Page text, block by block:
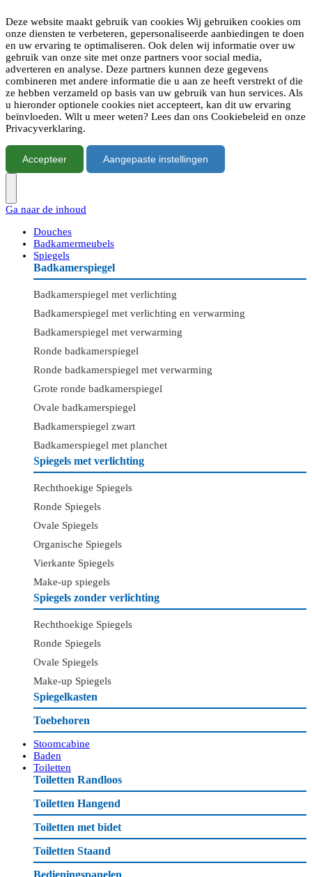
Deze website maakt gebruik van cookies Wij gebruiken cookies om
onze diensten te verbeteren, gepersonaliseerde aanbiedingen te doen
en uw ervaring te optimaliseren. Ook delen wij informatie over uw
gebruik van onze site met onze partners voor social media,
adverteren en analyse. Deze partners kunnen deze gegevens
combineren met andere informatie die u aan ze heeft verstrekt of die
ze hebben verzameld op basis van uw gebruik van hun services. Als
u hieronder optionele cookies niet accepteert, kan dit uw ervaring
beïnvloeden. Wilt u meer weten? Lees dan ons Cookiebeleid en onze
Privacyverklaring.
Accepteer Aangepaste instellingen
Ga naar de inhoud
Douches
Badkamermeubels
Spiegels
Badkamerspiegel
Badkamerspiegel met verlichting
Badkamerspiegel met verlichting en verwarming
Badkamerspiegel met verwarming
Ronde badkamerspiegel
Ronde badkamerspiegel met verwarming
Grote ronde badkamerspiegel
Ovale badkamerspiegel
Badkamerspiegel zwart
Badkamerspiegel met planchet
Spiegels met verlichting
Rechthoekige Spiegels
Ronde Spiegels
Ovale Spiegels
Organische Spiegels
Vierkante Spiegels
Make-up spiegels
Spiegels zonder verlichting
Rechthoekige Spiegels
Ronde Spiegels
Ovale Spiegels
Make-up Spiegels
Spiegelkasten
Toebehoren
Stoomcabine
Baden
Toiletten
Toiletten Randloos
Toiletten Hangend
Toiletten met bidet
Toiletten Staand
Bedieningspanelen